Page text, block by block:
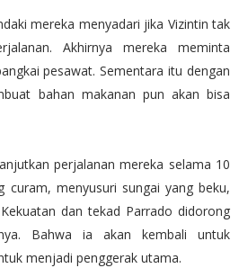
mereka menyadari jika Vizintin tak
Akhirnya mereka meminta
pesawat. Sementara itu dengan
bahan makanan pun akan bisa
perjalanan mereka selama 10
curam, menyusuri sungai yang beku,
dan tekad Parrado didorong
Bahwa ia akan kembali untuk
menjadi penggerak utama.